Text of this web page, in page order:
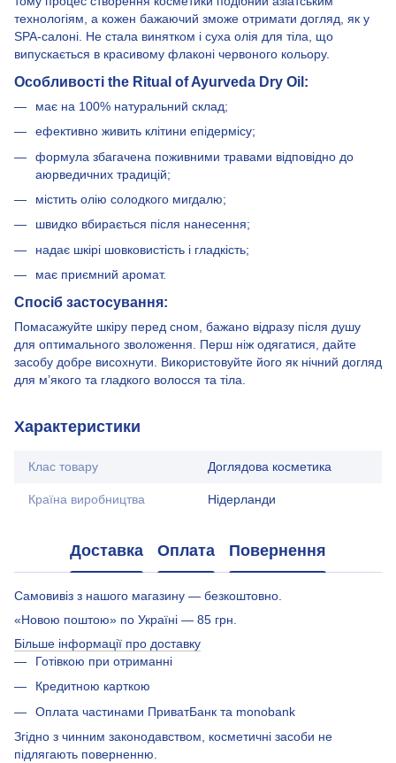
технологіям, а кожен бажаючий зможе отримати догляд, як у
SPA-салоні. Не стала винятком і суха олія для тіла, що
випускається в красивому флаконі червоного кольору.
Особливості the Ritual of Ayurveda Dry Oil:
має на 100% натуральний склад;
ефективно живить клітини епідермісу;
формула збагачена поживними травами відповідно до
аюрведичних традицій;
містить олію солодкого мигдалю;
швидко вбирається після нанесення;
надає шкірі шовковистість і гладкість;
має приємний аромат.
Спосіб застосування:
Помасажуйте шкіру перед сном, бажано відразу після душу
для оптимального зволоження. Перш ніж одягатися, дайте
засобу добре висохнути. Використовуйте його як нічний догляд
для м’якого та гладкого волосся та тіла.
Характеристики
Клас товару Доглядова косметика
Країна виробництва Нідерланди
Доставка Оплата Повернення
Самовивіз з нашого магазину — безкоштовно.
«Новою поштою» по Україні — 85 грн.
Більше інформації про доставку
Готівкою при отриманні
Кредитною карткою
Оплата частинами ПриватБанк та monobank
Згідно з чинним законодавством, косметичні засоби не
підлягають поверненню.